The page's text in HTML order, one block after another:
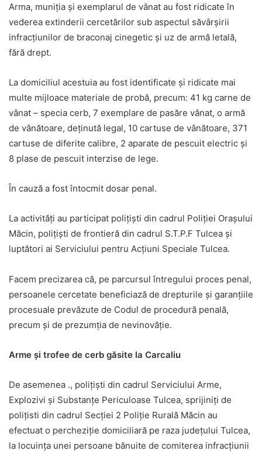
Arma, muniția și exemplarul de vânat au fost ridicate în
vederea extinderii cercetărilor sub aspectul săvârșirii
infracțiunilor de braconaj cinegetic și uz de armă letală,
fără drept.
La domiciliul acestuia au fost identificate și ridicate mai
multe mijloace materiale de probă, precum: 41 kg carne de
vânat – specia cerb, 7 exemplare de pasăre vânat, o armă
de vânătoare, deținută legal, 10 cartuse de vânătoare, 371
cartuse de diferite calibre, 2 aparate de pescuit electric și
8 plase de pescuit interzise de lege.
În cauză a fost întocmit dosar penal.
La activități au participat polițiști din cadrul Poliției Orașului
Măcin, polițiști de frontieră din cadrul S.T.P.F Tulcea și
luptători ai Serviciului pentru Acțiuni Speciale Tulcea.
Facem precizarea că, pe parcursul întregului proces penal,
persoanele cercetate beneficiază de drepturile și garanțiile
procesuale prevăzute de Codul de procedură penală,
precum și de prezumția de nevinovăție.
Arme și trofee de cerb găsite la Carcaliu
De asemenea ., polițiști din cadrul Serviciului Arme,
Explozivi și Substanțe Periculoase Tulcea, sprijiniți de
polițisti din cadrul Secției 2 Poliție Rurală Măcin au
efectuat o percheziție domiciliară pe raza județului Tulcea,
la locuința unei persoane bănuite de comiterea infracțiunii